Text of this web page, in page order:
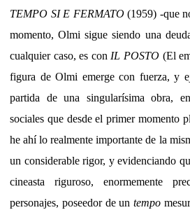
TEMPO SI E FERMATO(1959) -que
momento, Olmi sigue siendo una
cualquier caso, es con IL POSTO(El
figura de Olmi emerge con fuerza, y
partida de una singularísima obra,
sociales que desde el primer momento
he ahí lo realmente importante de la
un considerable rigor, y evidenciando
cineasta riguroso, enormemente
personajes, poseedor de un tempo